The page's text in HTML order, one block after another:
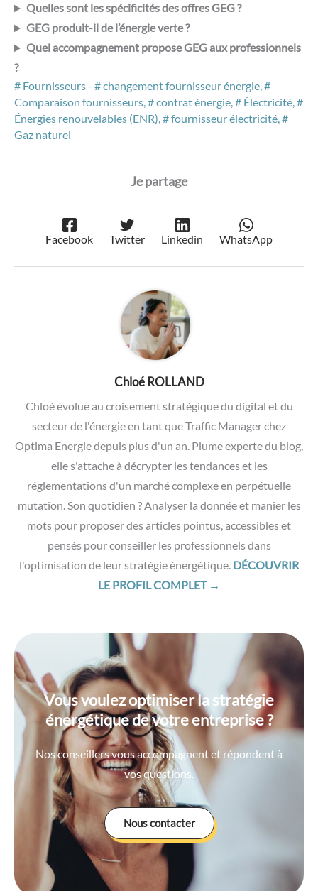
Quelles sont les spécificités des offres GEG ?
GEG produit-il de l’énergie verte ?
Quel accompagnement propose GEG aux professionnels
?
Fournisseurs- changement fournisseur énergie,
Comparaison fournisseurs, contrat énergie, Électricité,
Énergies renouvelables (ENR), fournisseur électricité,
Gaz naturel
Facebook Twitter Linkedin WhatsApp
Chloé ROLLAND
Chloé évolue au croisement stratégique du digital et du
secteur de l'énergie en tant que Traffic Manager chez
Optima Energie depuis plus d'un an. Plume experte du blog,
elle s'attache à décrypter les tendances et les
réglementations d'un marché complexe en perpétuelle
mutation. Son quotidien ? Analyser la donnée et manier les
mots pour proposer des articles pointus, accessibles et
pensés pour conseiller les professionnels dans
l'optimisation de leur stratégie énergétique. DÉCOUVRIR
LE PROFIL COMPLET →
Vous voulez optimiser la stratégie
énergétique de votre entreprise ?
Nos conseillers vous accompagnent et répondent à
vos questions.
Nous contacter